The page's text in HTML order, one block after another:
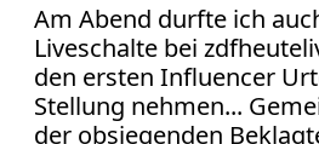
Am Abend durfte ich
Liveschalte bei
den ersten Influencer
Stellung nehmen...
der obsiegenden